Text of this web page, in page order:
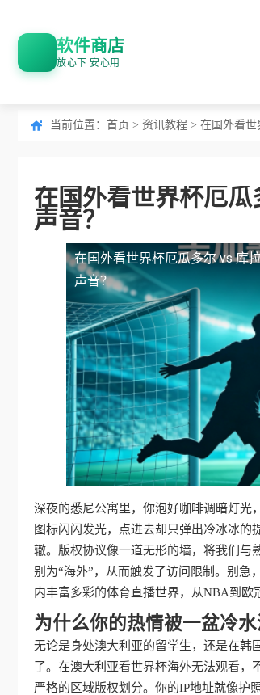
软件商店
放心下 安心用
当前位置： 首页 > 资讯教程 > 在国外看世
在国外看世界杯厄
声音？
在国外看世界杯厄瓜多尔 vs 库
声音？
深夜的悉尼公寓里，你泡好咖啡调暗灯
图标闪闪发光，点进去却只弹出冷冰冰
辙。版权协议像一道无形的墙，将我们与
别为“海外”，从而触发了访问限制。别急
内丰富多彩的体育直播世界，从NBA到欧
为什么你的热情被一盆冷水
无论是身处澳大利亚的留学生，还是在韩
了。在澳大利亚看世界杯海外无法观看
严格的区域版权划分。你的IP地址就像护